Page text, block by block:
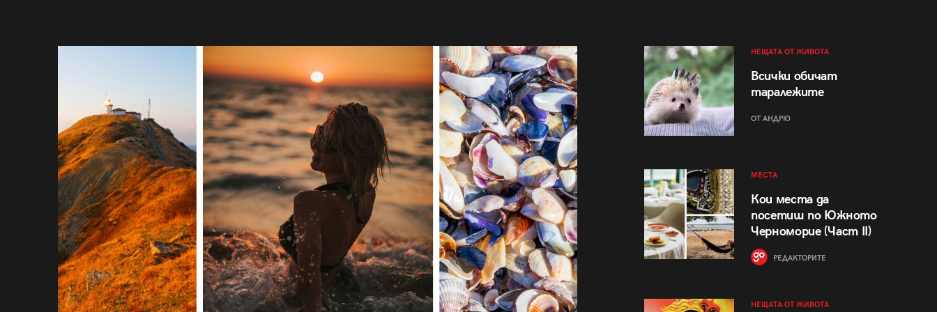
НЕЩАТА ОТ ЖИВОТА
Всички обичат
таралежите
ОТ АНДРЮ
МЕСТА
Кои места да
посетиш по Южното
Черноморие (Част II)
РЕДАКТОРИТЕ
НЕЩАТА ОТ ЖИВОТА